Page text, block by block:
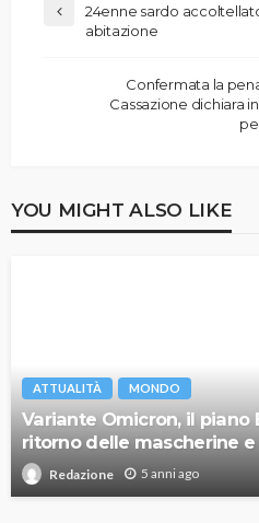
24enne sardo
abitazione
Confermata la
Cassazione dichiara
YOU MIGHT ALSO LIKE
ATTUALITÀ MONDO
Variante Omicron, il piano
ritorno delle mascherine e
Redazione 5 anni ago